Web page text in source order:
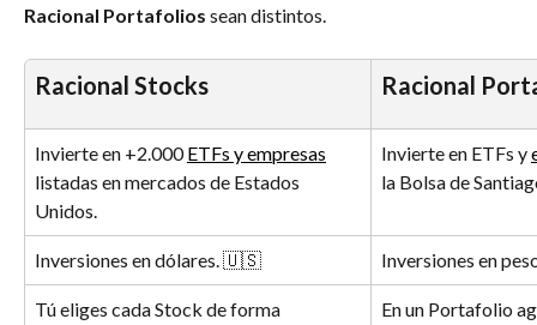
Racional Portafolios sean distintos.
Racional Stocks Racional
Invierte en +2.000 ETFs y empresas
listadas en mercados de Estados
Unidos.
Invierte en ETFs y
la Bolsa de
Inversiones en dólares. 🇺🇸 Inversiones en
Tú eliges cada Stock de forma
En un Portafolio